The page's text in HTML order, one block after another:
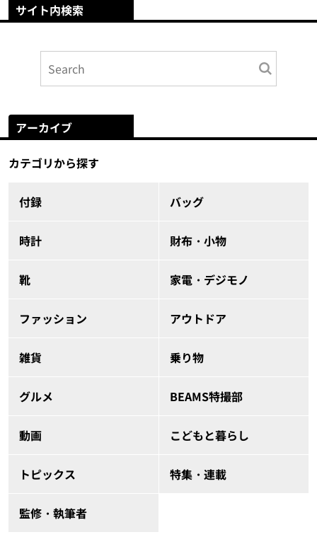
サイト内検索
アーカイブ
カテゴリから探す
付録 バッグ
時計 財布・小物
靴 家電・デジモノ
ファッション アウトドア
雑貨 乗り物
グルメ BEAMS特撮部
動画 こどもと暮らし
トピックス 特集・連載
監修・執筆者